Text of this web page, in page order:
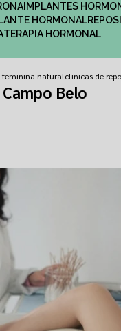
IMPLANTES
HORMONAL
TERAPIA HORMONAL
naturalclinicas de
Belo